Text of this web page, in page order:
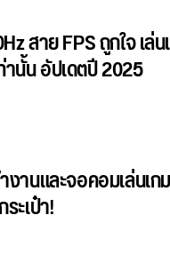
สาย FPS ถูกใจ เล่น
านั้น อัปเดตปี 2025
านและจอคอมเล่นเ
ะเป๋า!